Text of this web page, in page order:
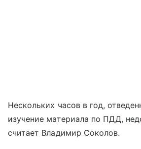
Нескольких часов в год,
изучение материала по ПДД,
считает Владимир Соколов.